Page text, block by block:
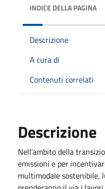
INDICE DELLA PAGINA
Descrizione
A cura di
Contenuti correlati
Descrizione
Nell’ambito della
emissioni e per
multimodale sostenibile,